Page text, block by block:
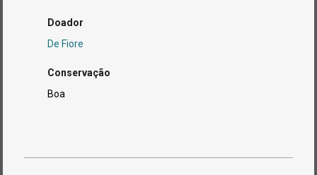
Doador
De Fiore
Conservação
Boa